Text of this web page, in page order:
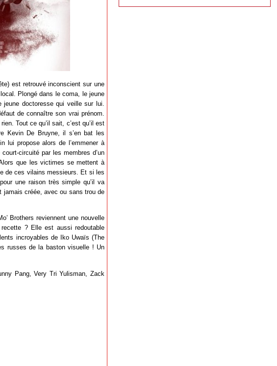
est retrouvé inconscient sur une
Plongé dans le coma, le jeune
doctoresse qui veille sur lui.
de connaître son vrai prénom.
Tout ce qu’il sait, c’est qu’il est
Kevin De Bruyne, il s’en bat les
lui propose alors de l’emmener à
circuité par les membres d’un
que les victimes se mettent à
de ces vilains messieurs. Et si les
une raison très simple qu’il va
jamais créée, avec ou sans trou de
Brothers reviennent une nouvelle
? Elle est aussi redoutable
incroyables de Iko Uwaïs (The
russes de la baston visuelle ! Un
Pang, Very Tri Yulisman, Zack